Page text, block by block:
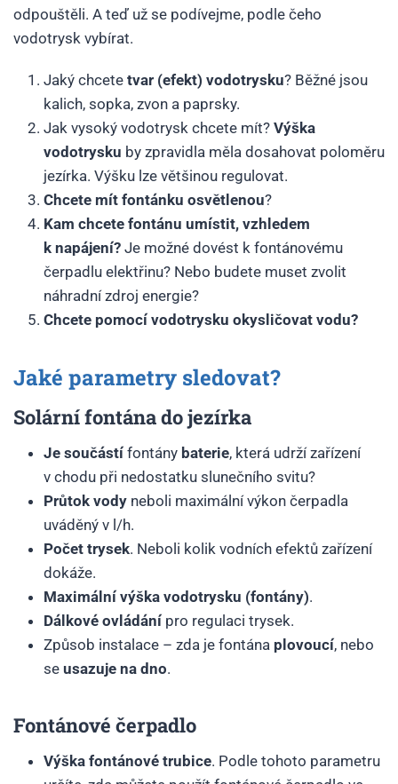
odpouštěli. A teď už se podívejme, podle čeho
vodotrysk vybírat.
Jaký chcete tvar (efekt) vodotrysku? Běžné jsou
kalich, sopka, zvon a paprsky.
Jak vysoký vodotrysk chcete mít? Výška
vodotrysku by zpravidla měla dosahovat poloměru
jezírka. Výšku lze většinou regulovat.
Chcete mít fontánku osvětlenou?
Kam chcete fontánu umístit, vzhledem
k napájení? Je možné dovést k fontánovému
čerpadlu elektřinu? Nebo budete muset zvolit
náhradní zdroj energie?
Chcete pomocí vodotrysku okysličovat vodu?
Jaké parametry sledovat?
Solární fontána do jezírka
Je součástí fontány baterie, která udrží zařízení
v chodu při nedostatku slunečního svitu?
Průtok vody neboli maximální výkon čerpadla
uváděný v l/h.
Počet trysek. Neboli kolik vodních efektů zařízení
dokáže.
Maximální výška vodotrysku (fontány).
Dálkové ovládání pro regulaci trysek.
Způsob instalace – zda je fontána plovoucí, nebo
se usazuje na dno.
Fontánové čerpadlo
Výška fontánové trubice. Podle tohoto parametru